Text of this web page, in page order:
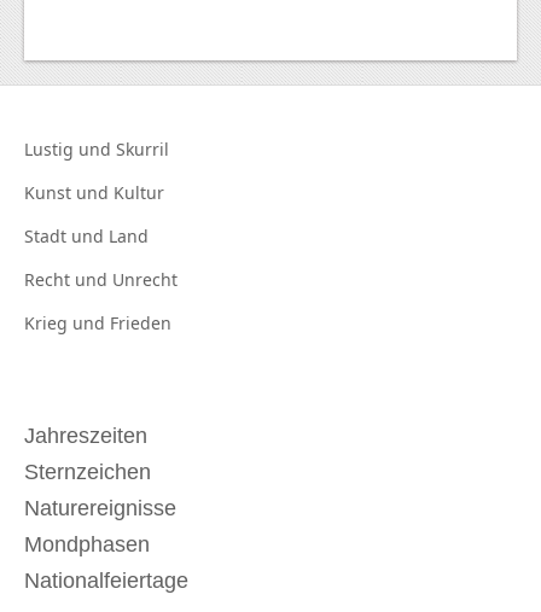
Lustig und Skurril
Kunst und Kultur
Stadt und Land
Recht und Unrecht
Krieg und Frieden
Jahreszeiten
Sternzeichen
Naturereignisse
Mondphasen
Nationalfeiertage